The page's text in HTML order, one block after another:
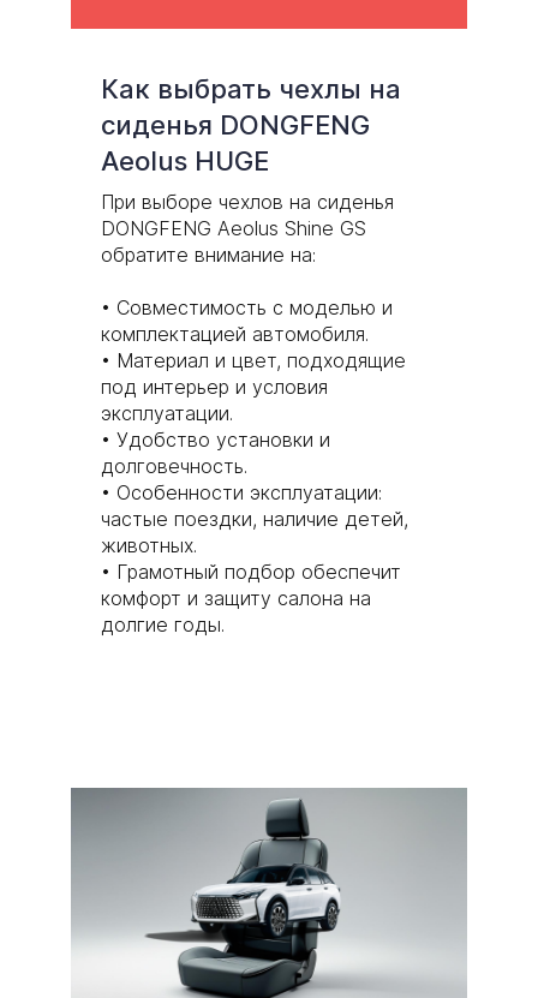
Как выбрать чехлы на
сиденья DONGFENG
Aeolus HUGE
При выборе чехлов на сиденья
DONGFENG Aeolus Shine GS
обратите внимание на:
Совместимость с моделью и
комплектацией автомобиля.
Материал и цвет, подходящие
под интерьер и условия
эксплуатации.
Удобство установки и
долговечность.
Особенности эксплуатации:
частые поездки, наличие детей,
животных.
Грамотный подбор обеспечит
комфорт и защиту салона на
долгие годы.
Чехлы на сиденья
DONGFENG Aeolus
Shine GS (Донгфенг
Эолус Шайн GS)
Надёжные и стильные
чехлы для автомобилей
DONGFENG Aeolus Shine
GS — защита и комфорт.